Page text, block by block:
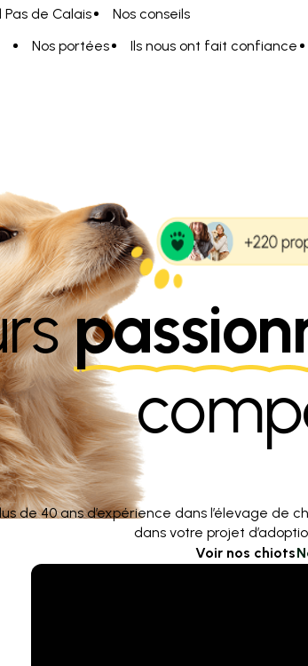
Pas de Calais
Nos conseils
Nos portées
Ils nous ont fait confiance
de 40 ans d’expérience dans l’élevage
dans votre projet
Voir nos chiots